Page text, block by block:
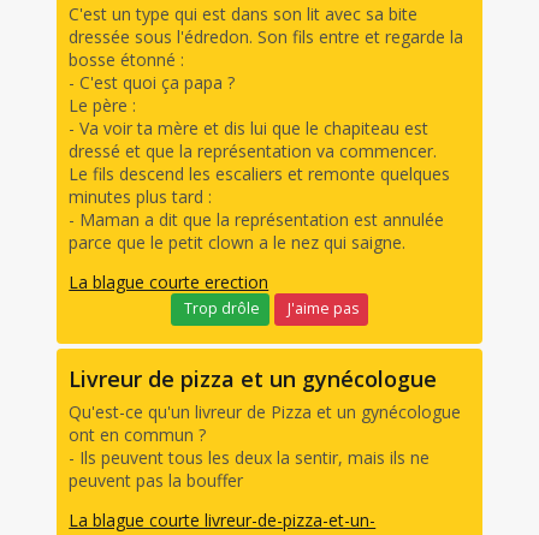
C'est un type qui est dans son lit avec sa bite
dressée sous l'édredon. Son fils entre et regarde la
bosse étonné :
- C'est quoi ça papa ?
Le père :
- Va voir ta mère et dis lui que le chapiteau est
dressé et que la représentation va commencer.
Le fils descend les escaliers et remonte quelques
minutes plus tard :
- Maman a dit que la représentation est annulée
parce que le petit clown a le nez qui saigne.
La blague courte erection
Trop drôle J'aime pas
Livreur de pizza et un gynécologue
Qu'est-ce qu'un livreur de Pizza et un gynécologue
ont en commun ?
- Ils peuvent tous les deux la sentir, mais ils ne
peuvent pas la bouffer
La blague courte livreur-de-pizza-et-un-